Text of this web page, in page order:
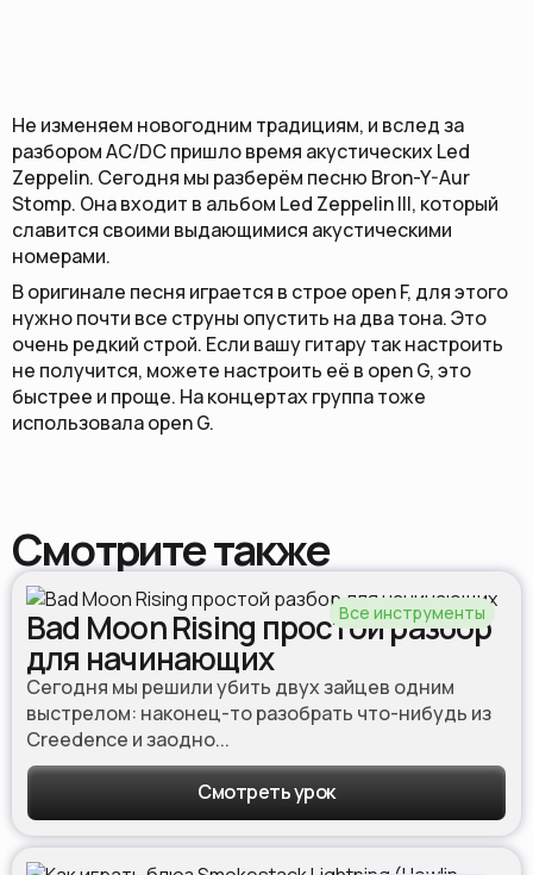
Не изменяем новогодним традициям, и вслед за
разбором AC/DC пришло время акустических Led
Zeppelin. Сегодня мы разберём песню Bron-Y-Aur
Stomp. Она входит в альбом Led Zeppelin III, который
славится своими выдающимися акустическими
номерами.
В оригинале песня играется в строе open F, для этого
нужно почти все струны опустить на два тона. Это
очень редкий строй. Если вашу гитару так настроить
не получится, можете настроить её в open G, это
быстрее и проще. На концертах группа тоже
использовала open G.
Смотрите также
Все инструменты
Bad Moon Rising простой разбор
для начинающих
Cегодня мы решили убить двух зайцев одним
выстрелом: наконец-то разобрать что-нибудь из
Creedence и заодно...
Смотреть урок